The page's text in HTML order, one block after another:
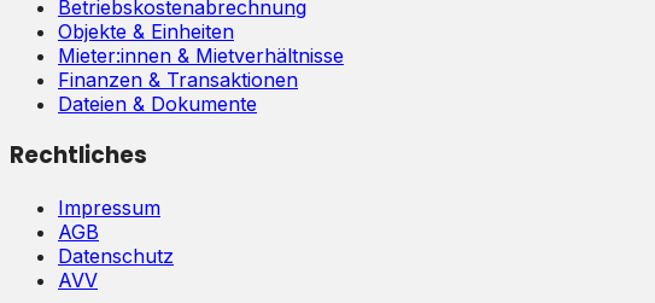
Betriebskostenabrechnung
Objekte & Einheiten
Mieter:innen & Mietverhältnisse
Finanzen & Transaktionen
Dateien & Dokumente
Rechtliches
Impressum
AGB
Datenschutz
AVV